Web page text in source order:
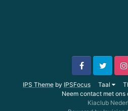
IPS Theme by IPSFocus Taal
Neem contact met ons
Kiaclub